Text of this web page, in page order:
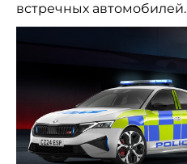
встречных автомобилей.